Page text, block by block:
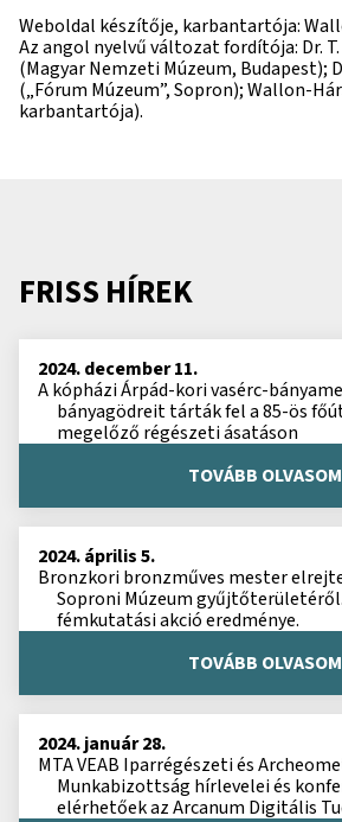
Weboldal készítője, karbantartója:
Az angol nyelvű változat fordítója: Dr.
(Magyar Nemzeti Múzeum, Budapest);
(„Fórum Múzeum”, Sopron); Wallon-
karbantartója).
FRISS HÍREK
2024. december 11.
A kópházi Árpád-kori vasérc-
bányagödreit tárták fel a 85-ös
megelőző régészeti ásatáson
TOVÁBB OLVASOM
2024. április 5.
Bronzkori bronzműves mester
Soproni Múzeum
fémkutatási akció eredménye.
TOVÁBB OLVASOM
2024. január 28.
MTA VEAB Iparrégészeti és
Munkabizottság hírlevelei és
elérhetőek az Arcanum Digitális